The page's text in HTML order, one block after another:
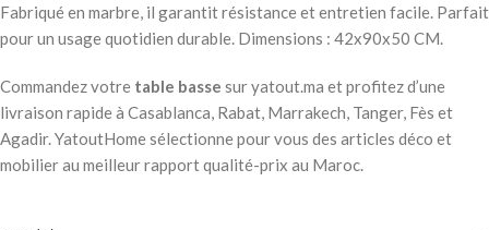
Fabriqué en marbre, il garantit résistance et entretien facile. Parfait
pour un usage quotidien durable. Dimensions : 42x90x50 CM.
Commandez votre table basse sur yatout.ma et profitez d’une
livraison rapide à Casablanca, Rabat, Marrakech, Tanger, Fès et
Agadir. YatoutHome sélectionne pour vous des articles déco et
mobilier au meilleur rapport qualité-prix au Maroc.